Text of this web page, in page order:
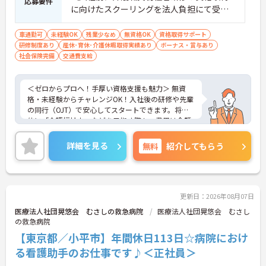
に向けたスクーリングを法人負担にて受講
していただきます。） ■実務経験：不問
車通勤可 未経験OK 残業少なめ 無資格OK
資格取得サポート
研修制度あり
産休･育休･介護休暇取得実績あり
ボーナス・賞与あり
社会保険完備
交通費支給
＜ゼロからプロへ！手厚い資格支援も魅力＞ 無資
格・未経験からチャレンジOK！入社後の研修や先輩
の同行（OJT）で安心してスタートできます。将来
的に「介護福祉士」などを目指す際も、費用は全額
会社負担。一人ひとりの「学びたい」を全力で応援
します！
＜高収入＆選べる休みで充実＞ 月給32万円（夜勤あ
り）の厚待遇に加え、基本的に定時退社OK♪休日は
曜日固定の「完全週休2日制」で予定が立てやす
り稼いでしっかり休む、メリハリある働き方が可能
です。
＜意見を言い合えるフラットな関係＞ 気付きや提案
を遠慮なく共有できる、風通しの良い職場です。ご
利用者様の小さな変化を見逃さない「観察眼」を大
切にし、スタッフ同士も互いに配慮し合える温かい
関係性を築いています。
詳細を見る 無料 紹介してもらう
更新日：2026年08月07日
医療法人社団晃悠会 むさしの救急病院
医療法人社団晃悠会 むさし
の救急病院
【東京都／小平市】年間休日113日☆病院におけ
る看護助手のお仕事です♪＜正社員＞